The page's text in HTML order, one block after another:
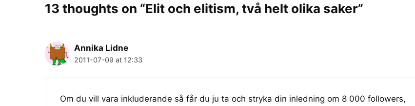
13 thoughts on “Elit och elitism, två helt olika saker”
Annika Lidne
2011-07-09 at 12:33
Om du vill vara inkluderande så får du ju ta och stryka din inledning om 8 000 followers,